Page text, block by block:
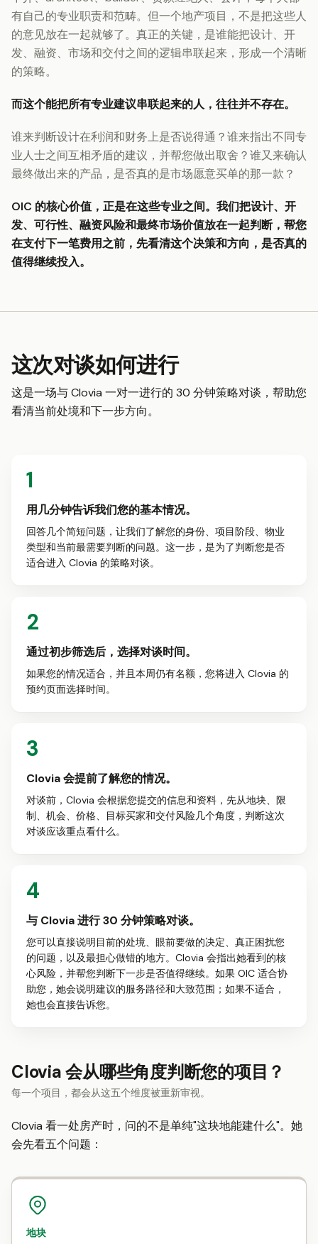
有自己的专业职责和范畴。但一个地产项目，不是把这些人
的意见放在一起就够了。真正的关键，是谁能把设计、开
发、融资、市场和交付之间的逻辑串联起来，形成一个清晰
的策略。
而这个能把所有专业建议串联起来的人，往往并不存在。
谁来判断设计在利润和财务上是否说得通？谁来指出不同专
业人士之间互相矛盾的建议，并帮您做出取舍？谁又来确认
最终做出来的产品，是否真的是市场愿意买单的那一款？
OIC 的核心价值，正是在这些专业之间。我们把设计、开
发、可行性、融资风险和最终市场价值放在一起判断，帮您
在支付下一笔费用之前，先看清这个决策和方向，是否真的
值得继续投入。
这次对谈如何进行
这是一场与 Clovia 一对一进行的 30 分钟策略对谈，帮助您
看清当前处境和下一步方向。
1
用几分钟告诉我们您的基本情况。
回答几个简短问题，让我们了解您的身份、项目阶段、物业
类型和当前最需要判断的问题。这一步，是为了判断您是否
适合进入 Clovia 的策略对谈。
2
通过初步筛选后，选择对谈时间。
如果您的情况适合，并且本周仍有名额，您将进入 Clovia 的
预约页面选择时间。
3
Clovia 会提前了解您的情况。
对谈前，Clovia 会根据您提交的信息和资料，先从地块、限
制、机会、价格、目标买家和交付风险几个角度，判断这次
对谈应该重点看什么。
4
与 Clovia 进行 30 分钟策略对谈。
您可以直接说明目前的处境、眼前要做的决定、真正困扰您
的问题，以及最担心做错的地方。Clovia 会指出她看到的核
心风险，并帮您判断下一步是否值得继续。如果 OIC 适合协
助您，她会说明建议的服务路径和大致范围；如果不适合，
她也会直接告诉您。
Clovia 会从哪些角度判断您的项目？
每一个项目，都会从这五个维度被重新审视。
Clovia 看一处房产时，问的不是单纯"这块地能建什么"。她
会先看五个问题：
地块